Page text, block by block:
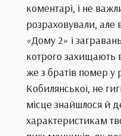
коментарі, і не
розраховували, але
«Дому 2» і
котрого захищають
же з братів помер у
Кобилянської, не
місце знайшлося й
характеристикам